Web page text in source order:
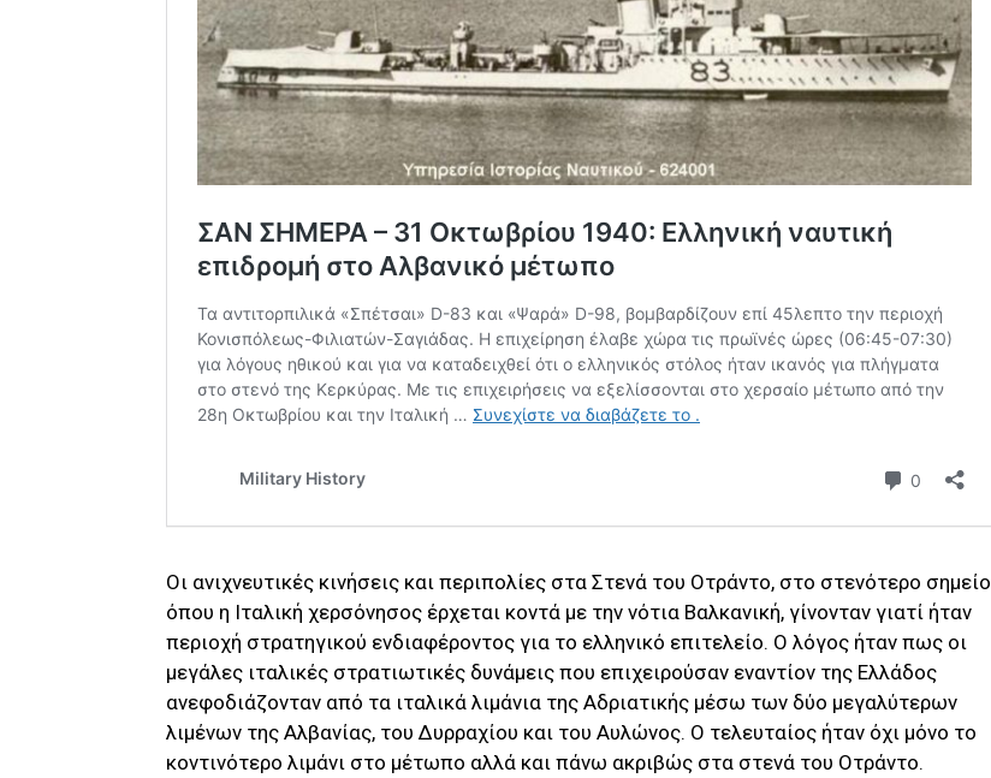
Οι ανιχνευτικές κινήσεις και περιπολίες στα Στενά του Οτράντο, στο στενότερο σημείο
όπου η Ιταλική χερσόνησος έρχεται κοντά με την νότια Βαλκανική, γίνονταν γιατί ήταν
περιοχή στρατηγικού ενδιαφέροντος για το ελληνικό επιτελείο. Ο λόγος ήταν πως οι
μεγάλες ιταλικές στρατιωτικές δυνάμεις που επιχειρούσαν εναντίον της Ελλάδος
ανεφοδιάζονταν από τα ιταλικά λιμάνια της Αδριατικής μέσω των δύο μεγαλύτερων
λιμένων της Αλβανίας, του Δυρραχίου και του Αυλώνος. Ο τελευταίος ήταν όχι μόνο το
κοντινότερο λιμάνι στο μέτωπο αλλά και πάνω ακριβώς στα στενά του Οτράντο.